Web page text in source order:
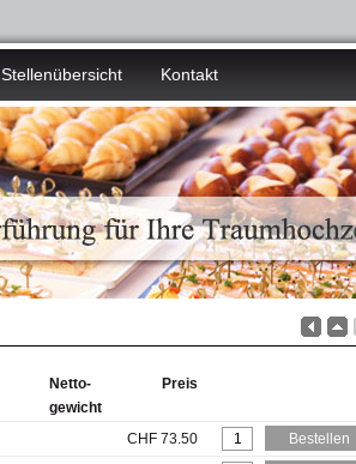
Stellenübersicht Kontakt
Netto-
gewicht
Preis
CHF 73.50